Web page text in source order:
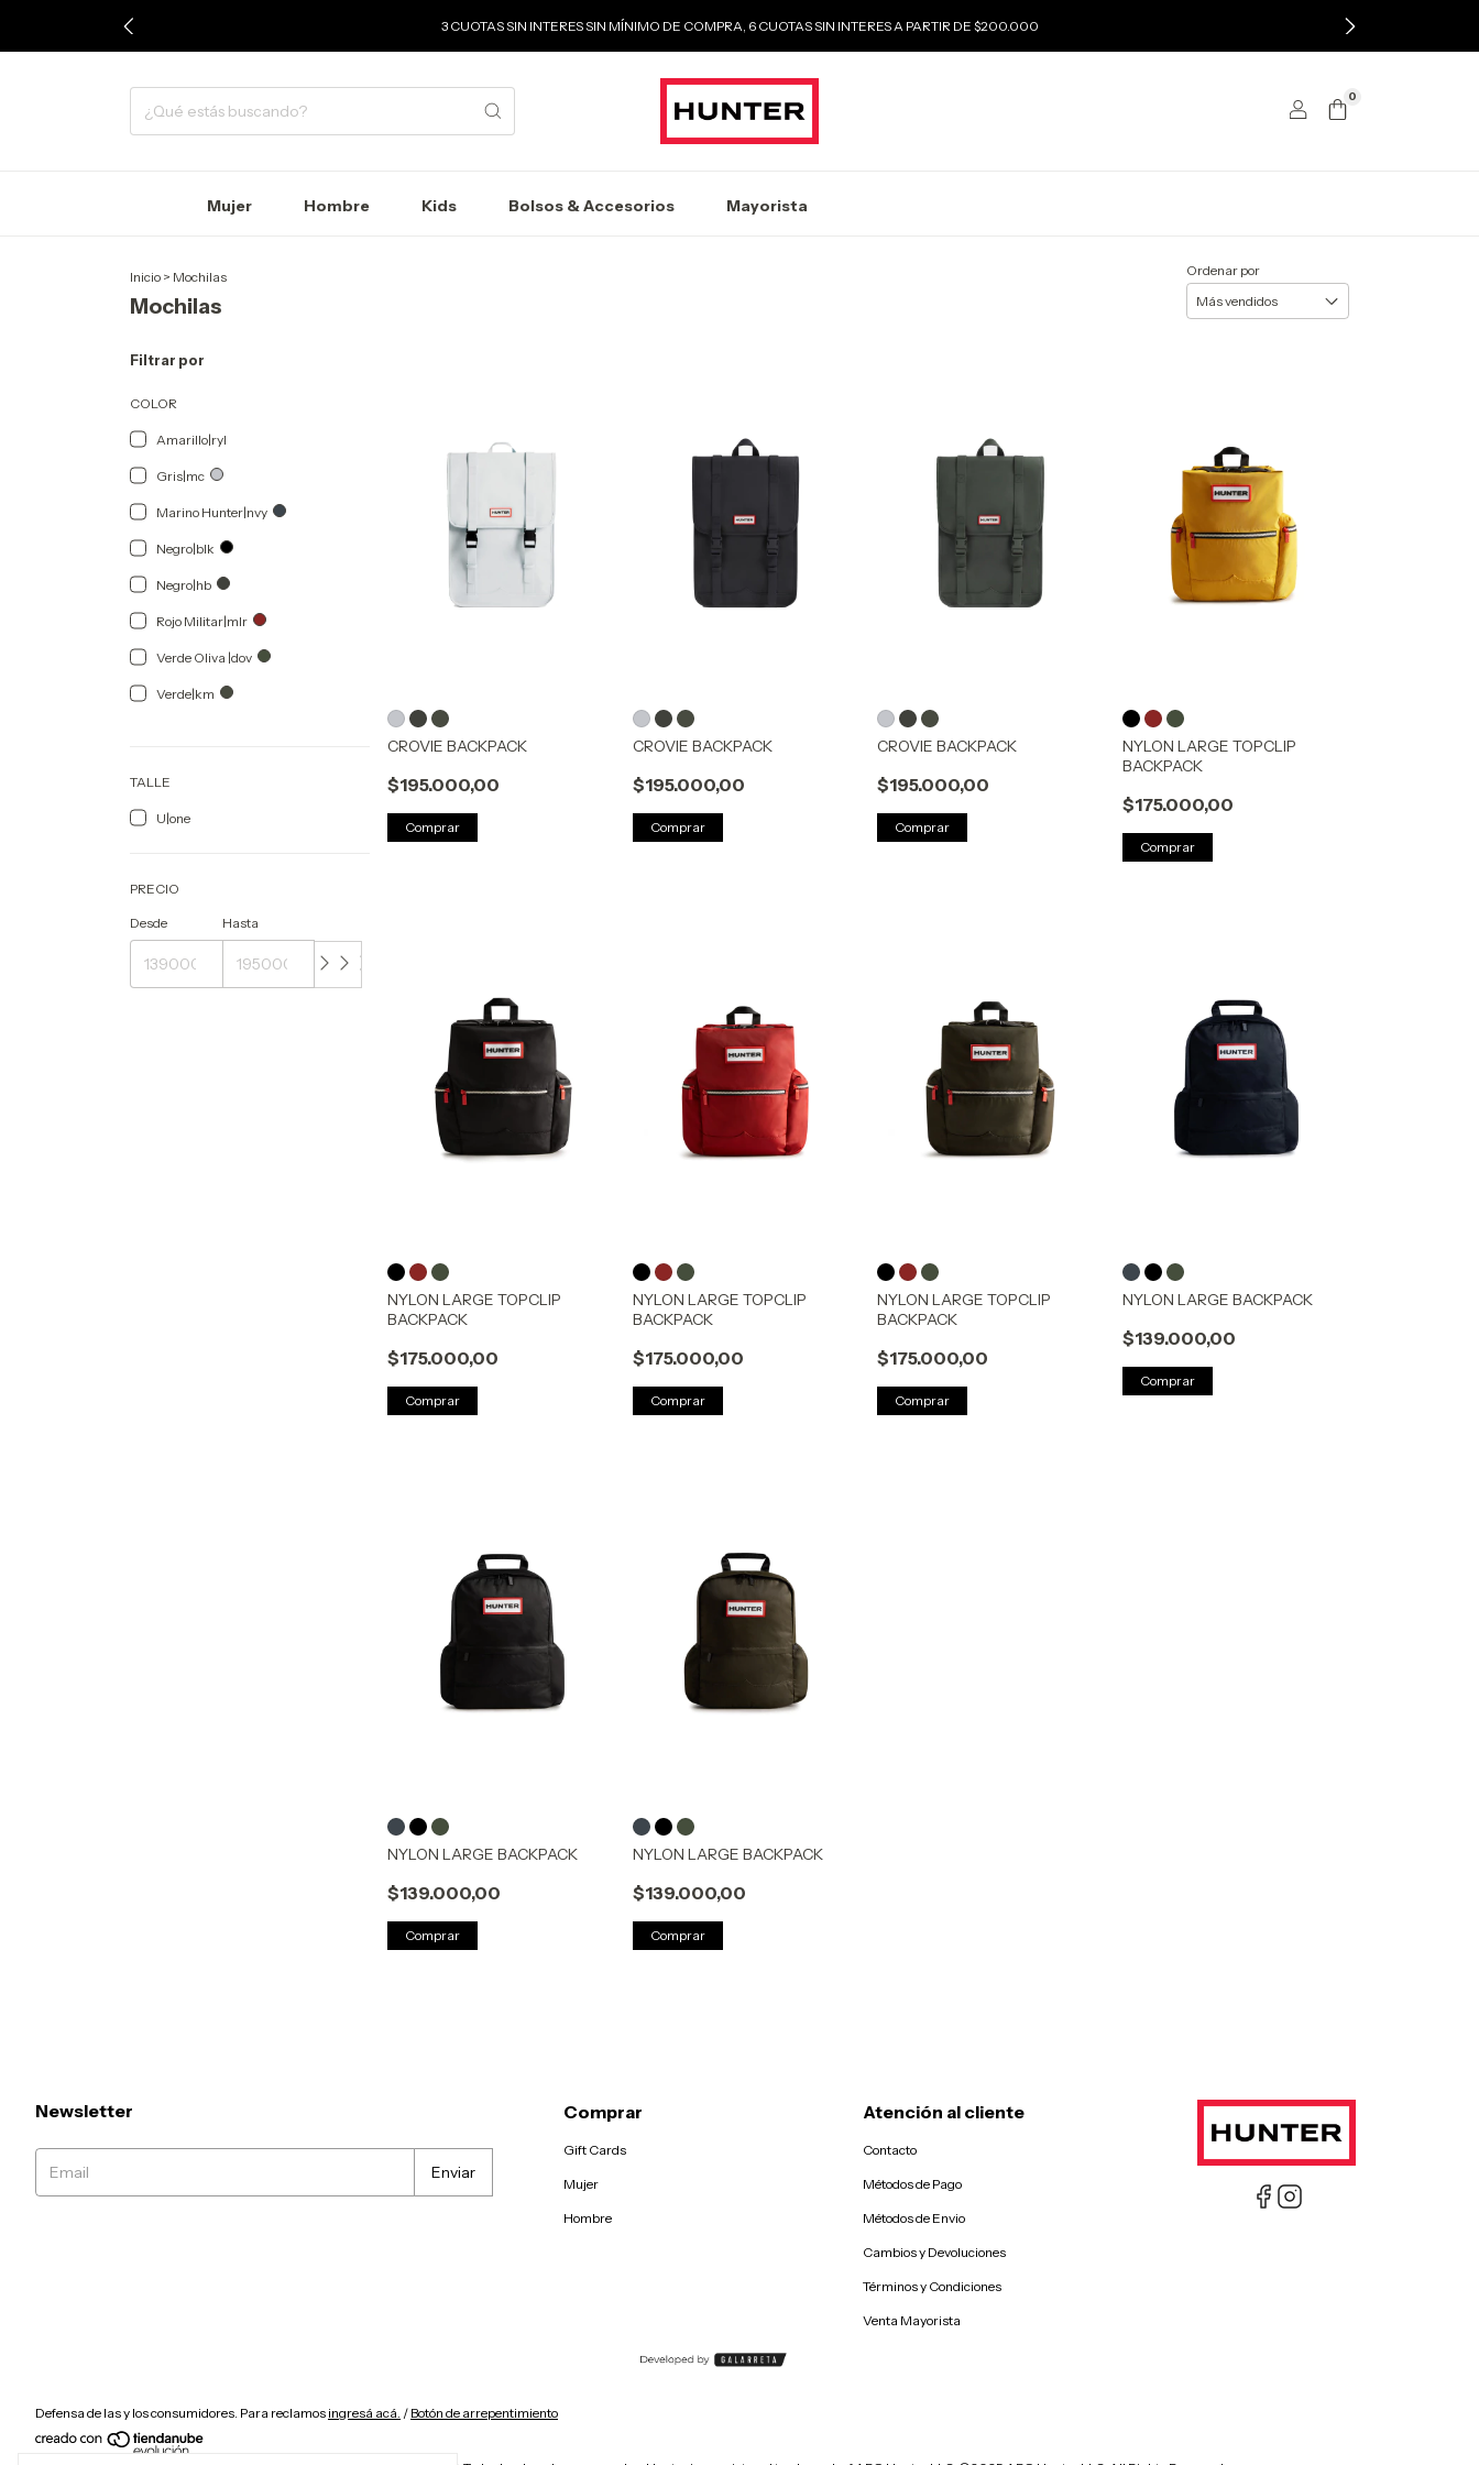
3 CUOTAS SIN INTERES SIN MÍNIMO DE COMPRA, 6 CUOTAS SIN INTERES A PARTIR DE $200.000
0
Mujer Hombre Kids Bolsos & Accesorios Mayorista
Inicio > Mochilas
Mochilas
Ordenar por
Filtrar por
COLOR
Amarillo|ryl
Gris|mc
Marino Hunter|nvy
Negro|blk
Negro|hb
Rojo Militar|mlr
Verde Oliva |dov
Verde|km
TALLE
U|one
PRECIO
Desde Hasta
CROVIE BACKPACK
$195.000,00
Comprar
CROVIE BACKPACK
$195.000,00
Comprar
CROVIE BACKPACK
$195.000,00
Comprar
NYLON LARGE TOPCLIP
BACKPACK
$175.000,00
Comprar
NYLON LARGE TOPCLIP
BACKPACK
$175.000,00
Comprar
NYLON LARGE TOPCLIP
BACKPACK
$175.000,00
Comprar
NYLON LARGE TOPCLIP
BACKPACK
$175.000,00
Comprar
NYLON LARGE BACKPACK
$139.000,00
Comprar
NYLON LARGE BACKPACK
$139.000,00
Comprar
NYLON LARGE BACKPACK
$139.000,00
Comprar
Newsletter Comprar
Gift Cards
Mujer
Hombre
Atención al cliente
Contacto
Métodos de Pago
Métodos de Envio
Cambios y Devoluciones
Términos y Condiciones
Venta Mayorista
Defensa de las y los consumidores. Para reclamos ingresá acá. / Botón de arrepentimiento